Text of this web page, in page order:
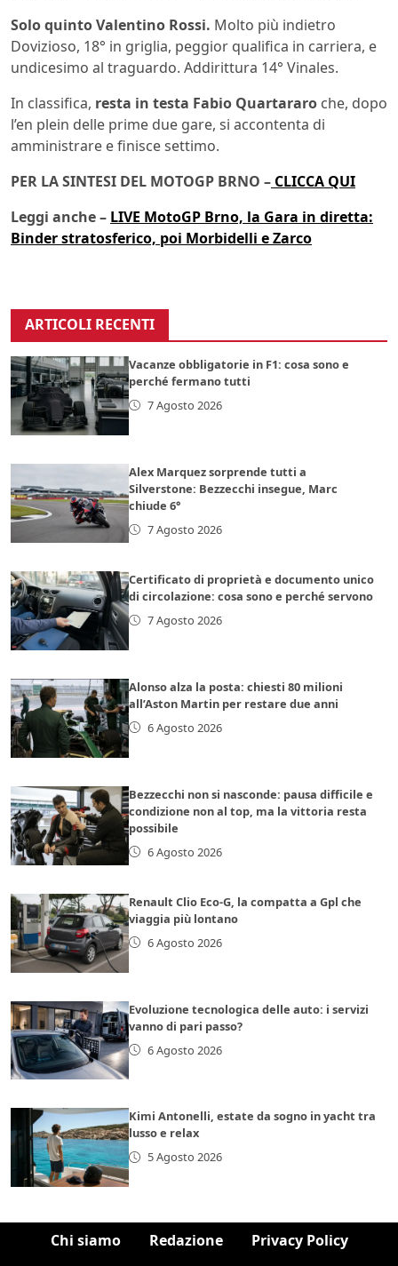
Solo quinto Valentino Rossi. Molto più indietro
Dovizioso, 18° in griglia, peggior qualifica in carriera, e
undicesimo al traguardo. Addirittura 14° Vinales.
In classifica, resta in testa Fabio Quartararo che, dopo
l’en plein delle prime due gare, si accontenta di
amministrare e finisce settimo.
PER LA SINTESI DEL MOTOGP BRNO – CLICCA QUI
Leggi anche – LIVE MotoGP Brno, la Gara in diretta:
Binder stratosferico, poi Morbidelli e Zarco
ARTICOLI RECENTI
Vacanze obbligatorie in F1: cosa sono e
perché fermano tutti
7 Agosto 2026
Alex Marquez sorprende tutti a
Silverstone: Bezzecchi insegue, Marc
chiude 6°
7 Agosto 2026
Certificato di proprietà e documento unico
di circolazione: cosa sono e perché servono
7 Agosto 2026
Alonso alza la posta: chiesti 80 milioni
all’Aston Martin per restare due anni
6 Agosto 2026
Bezzecchi non si nasconde: pausa difficile e
condizione non al top, ma la vittoria resta
possibile
6 Agosto 2026
Renault Clio Eco-G, la compatta a Gpl che
viaggia più lontano
6 Agosto 2026
Evoluzione tecnologica delle auto: i servizi
vanno di pari passo?
6 Agosto 2026
Kimi Antonelli, estate da sogno in yacht tra
lusso e relax
5 Agosto 2026
Chi siamo Redazione Privacy Policy